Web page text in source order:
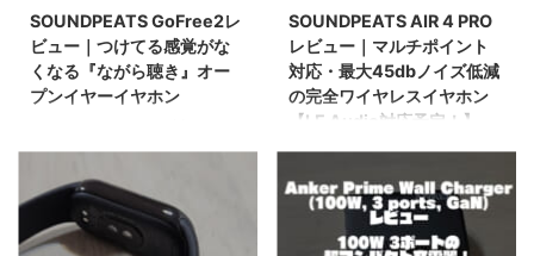
「SOUNDPEATS AIR 4 PRO」で
す。 以前レビュー記事を書いて
おりますので気になる方はこちら
もどうぞ。
https://www.sysnishi.net/sound
でご縁がありSOUNDPEATSの
色々なイヤホンを紹介したボクで
すが、今回また新 ...
せん。
SOUNDPEATS GoFree2レ
ビュー｜つけてる感覚がな
くなる『ながら聴き』オー
プンイヤーイヤホン
中、先日はSOUNDPEATSから発
についてご紹介しました。
SOUNDPEATSのイヤホンはこれ
までにコスパの観点で非常に注目
SOUNDPEATS AIR 4 PRO
レビュー｜マルチポイント
対応・最大45dbノイズ低減
の完全ワイヤレスイヤホン
【LE Audio対応予定！】
つい先日、SOUNDPEATSから新
『SOUNDPEATS AIR4 PRO』が
発売されました。 これまで同社
のCapsule3 Proを使っていまし